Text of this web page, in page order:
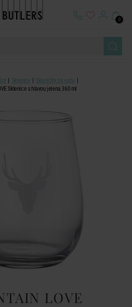
0
Sklenice
Skleničky na vodu
Sklenice s hlavou jelena 360 ml
LOVE